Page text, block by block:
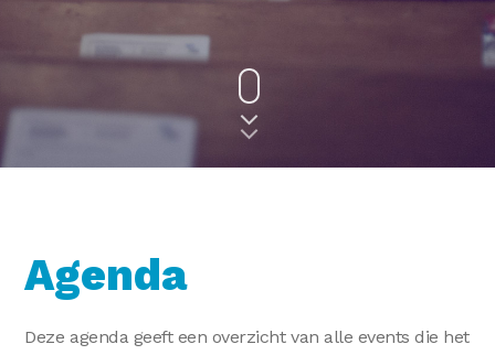
Agenda
Deze agenda geeft een overzicht van alle events die het